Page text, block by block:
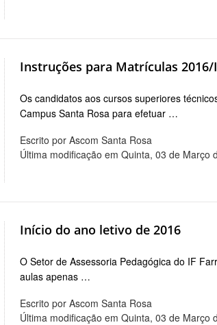
Instruções para Matrículas 2016/I
Os candidatos aos cursos superiores
Campus Santa Rosa para efetuar …
Escrito por Ascom Santa Rosa
Última modificação em Quinta, 03 de Março
Início do ano letivo de 2016
O Setor de Assessoria Pedagógica do IF
aulas apenas …
Escrito por Ascom Santa Rosa
Última modificação em Quinta, 03 de Março